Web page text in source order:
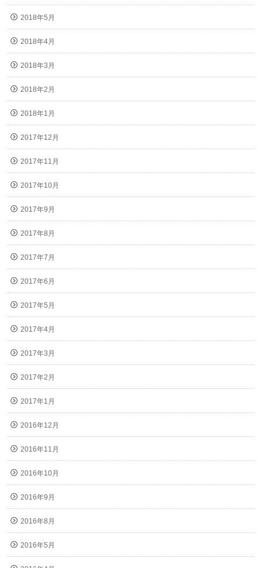
2018年5月
2018年4月
2018年3月
2018年2月
2018年1月
2017年12月
2017年11月
2017年10月
2017年9月
2017年8月
2017年7月
2017年6月
2017年5月
2017年4月
2017年3月
2017年2月
2017年1月
2016年12月
2016年11月
2016年10月
2016年9月
2016年8月
2016年5月